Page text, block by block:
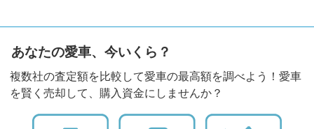
あなたの愛車、今いくら？
複数社の査定額を比較して愛車の最高額を調べよう！愛車
を賢く売却して、購入資金にしませんか？